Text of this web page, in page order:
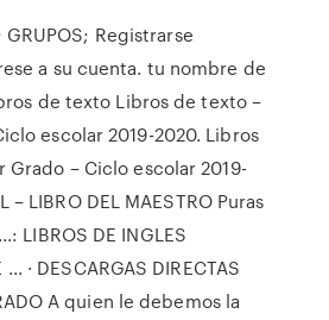
GRUPOS; Registrarse
a su cuenta. tu nombre de
de texto Libros de texto –
escolar 2019-2020. Libros
– Ciclo escolar 2019-
– LIBRO DEL MAESTRO Puras
LIBROS DE INGLES
· DESCARGAS DIRECTAS
A quien le debemos la